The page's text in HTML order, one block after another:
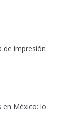
de impresión
en México: lo